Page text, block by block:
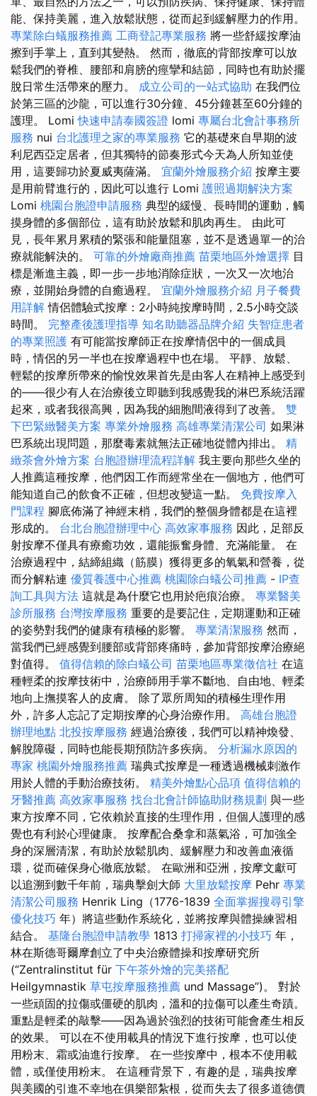
能、保持美麗，進入放鬆狀態，從而起到緩解壓力的作用。
專業除白蟻服務推薦 工商登記專業服務 將一些舒緩按摩油
擦到手掌上，直到其變熱。 然而，徹底的背部按摩可以放
鬆我們的脊椎、腰部和肩膀的痙攣和結節，同時也有助於擺
脫日常生活帶來的壓力。 成立公司的一站式協助 在我們位
於第三區的沙龍，可以進行30分鐘、45分鐘甚至60分鐘的
護理。 Lomi快速申請泰國簽證 lomi 專屬台北會計事務所
服務 nui 台北護理之家的專業服務 它的基礎來自早期的波
利尼西亞定居者，但其獨特的節奏形式今天為人所知並使
用，這要歸功於夏威夷薩滿。 宜蘭外燴服務介紹 按摩主要
是用前臂進行的，因此可以進行 Lomi 護照過期解決方案
Lomi 桃園台胞證申請服務 典型的緩慢、長時間的運動，觸
摸身體的多個部位，這有助於放鬆和肌肉再生。 由此可
見，長年累月累積的緊張和能量阻塞，並不是透過單一的治
療就能解決的。 可靠的外燴廠商推薦 苗栗地區外燴選擇 目
標是漸進主義，即一步一步地消除症狀，一次又一次地治
療，並開始身體的自癒過程。 宜蘭外燴服務介紹 月子餐費
用詳解 情侶體驗式按摩：2小時純按摩時間，2.5小時交談
時間。 完整產後護理指導 知名助聽器品牌介紹 失智症患者
的專業照護 有可能當按摩師正在按摩情侶中的一個成員
時，情侶的另一半也在按摩過程中也在場。 平靜、放鬆、
輕鬆的按摩所帶來的愉悅效果首先是由客人在精神上感受到
的——很少有人在治療後立即聽到我感覺我的淋巴系統活躍
起來，或者我很高興，因為我的細胞間液得到了改善。 雙
下巴緊緻醫美方案 專業外燴服務 高雄專業清潔公司 如果淋
巴系統出現問題，那麼毒素就無法正確地從體內排出。 精
緻茶會外燴方案 台胞證辦理流程詳解 我主要向那些久坐的
人推薦這種按摩，他們因工作而經常坐在一個地方，他們可
能知道自己的飲食不正確，但想改變這一點。 免費按摩入
門課程 腳底佈滿了神經末梢，我們的整個身體都是在這裡
形成的。 台北台胞證辦理中心 高效家事服務 因此，足部反
射按摩不僅具有療癒功效，還能振奮身體、充滿能量。 在
治療過程中，結締組織（筋膜）獲得更多的氧氣和營養，從
而分解粘連 優質養護中心推薦 桃園除白蟻公司推薦 - IP查
詢工具與方法 這就是為什麼它也用於疤痕治療。 專業醫美
診所服務 台灣按摩服務 重要的是要記住，定期運動和正確
的姿勢對我們的健康有積極的影響。 專業清潔服務 然而，
當我們已經感覺到腰部或背部疼痛時，參加背部按摩治療絕
對值得。 值得信賴的除白蟻公司 苗栗地區專業徵信社 在這
種輕柔的按摩技術中，治療師用手掌不斷地、自由地、輕柔
地向上撫摸客人的皮膚。 除了眾所周知的積極生理作用
外，許多人忘記了定期按摩的心身治療作用。 高雄台胞證
辦理地點 北投按摩服務 經過治療後，我們可以精神煥發、
解脫障礙，同時也能長期預防許多疾病。 分析漏水原因的
專家 桃園外燴服務推薦 瑞典式按摩是一種透過機械刺激作
用於人體的手動治療技術。 精美外燴點心品項 值得信賴的
牙醫推薦 高效家事服務 找台北會計師協助財務規劃 與一些
東方按摩不同，它依賴於直接的生理作用，但個人護理的感
覺也有利於心理健康。 按摩配合桑拿和蒸氣浴，可加強全
身的深層清潔，有助於放鬆肌肉、緩解壓力和改善血液循
環，從而確保身心徹底放鬆。 在歐洲和亞洲，按摩文獻可
以追溯到數千年前，瑞典擊劍大師 大里放鬆按摩 Pehr 專業
清潔公司服務 Henrik Ling（1776-1839 全面掌握搜尋引擎
優化技巧 年）將這些動作系統化，並將按摩與體操練習相
結合。 基隆台胞證申請教學 1813 打掃家裡的小技巧 年，
林在斯德哥爾摩創立了中央治療體操和按摩研究所
(“Zentralinstitut für 下午茶外燴的完美搭配
Heilgymnastik 草屯按摩服務推薦 und Massage”)。 對於
一些頑固的拉傷或僵硬的肌肉，溫和的拉傷可以產生奇蹟。
重點是輕柔的敲擊——因為過於強烈的技術可能會產生相反
的效果。 可以在不使用載具的情況下進行按摩，也可以使
用粉末、霜或油進行按摩。 在一些按摩中，根本不使用載
體，或僅使用粉末。 在這種背景下，有趣的是，瑞典按摩
與美國的引進不幸地在俱樂部紮根，從而失去了很多道德價